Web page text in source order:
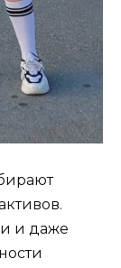
и даже